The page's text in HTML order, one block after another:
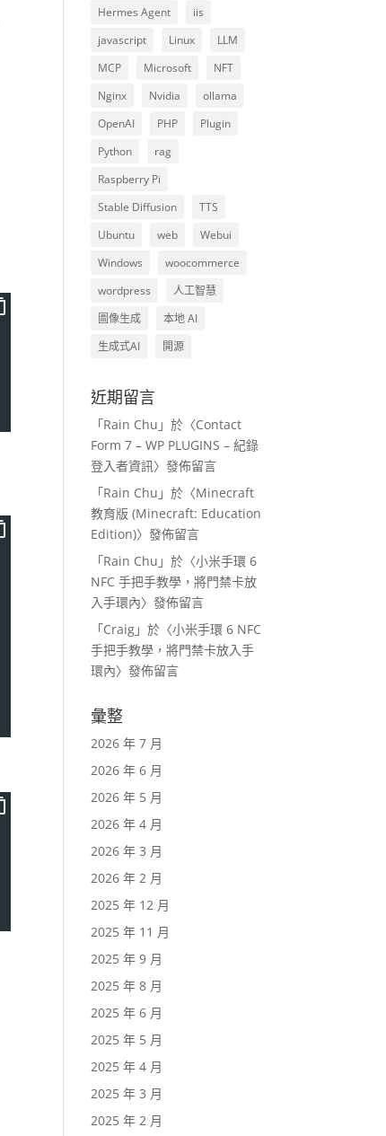
Hermes Agent
iis
javascript
Linux
LLM
MCP
Microsoft
NFT
Nginx
Nvidia
ollama
OpenAI
PHP
Plugin
Python
rag
Raspberry Pi
Stable Diffusion
TTS
Ubuntu
web
Webui
Windows
woocommerce
wordpress
人工智慧
圖像生成
本地 AI
生成式AI
開源
近期留言
「Rain Chu 」於〈Contact
Form 7 – WP PLUGINS – 紀錄
登入者資訊〉發佈留言
「Rain Chu 」於〈Minecraft
教育版 (Minecraft: Education
Edition)〉發佈留言
「Rain Chu 」於〈小米手環 6
NFC 手把手教學，將門禁卡放
入手環內〉發佈留言
「Craig 」於〈小米手環 6 NFC
手把手教學，將門禁卡放入手
環內〉發佈留言
彙整
2026 年 7 月
2026 年 6 月
2026 年 5 月
2026 年 4 月
2026 年 3 月
2026 年 2 月
2025 年 12 月
2025 年 11 月
2025 年 9 月
2025 年 8 月
2025 年 6 月
2025 年 5 月
2025 年 4 月
2025 年 3 月
2025 年 2 月